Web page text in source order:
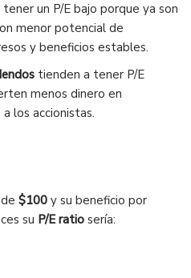
un P/E bajo porque ya son
menor potencial de
y beneficios estables.
tienden a tener P/E
menos dinero en
los accionistas.
$100 y su beneficio por
su P/E ratio sería: